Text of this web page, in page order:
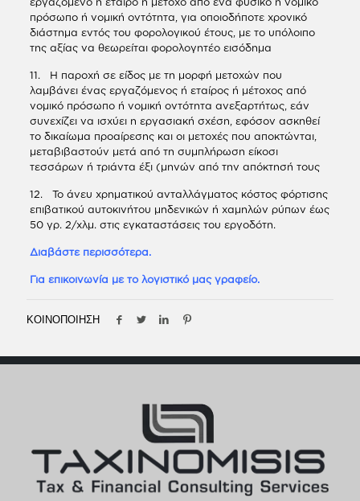
πρόσωπο ή νομική οντότητα, για οποιοδήποτε χρονικό
διάστημα εντός του φορολογικού έτους, με το υπόλοιπο
της αξίας να θεωρείται φορολογητέο εισόδημα
11. Η παροχή σε είδος με τη μορφή μετοχών που
λαμβάνει ένας εργαζόμενος ή εταίρος ή μέτοχος από
νομικό πρόσωπο ή νομική οντότητα ανεξαρτήτως, εάν
συνεχίζει να ισχύει η εργασιακή σχέση, εφόσον ασκηθεί
το δικαίωμα προαίρεσης και οι μετοχές που αποκτώνται,
μεταβιβαστούν μετά από τη συμπλήρωση είκοσι
τεσσάρων ή τριάντα έξι (μηνών από την απόκτησή τους
12. Το άνευ χρηματικού ανταλλάγματος κόστος φόρτισης
επιβατικού αυτοκινήτου μηδενικών ή χαμηλών ρύπων έως
50 γρ. 2/χλμ. στις εγκαταστάσεις του εργοδότη.
Διαβάστε περισσότερα.
Για επικοινωνία με το λογιστικό μας γραφείο.
ΚΟΙΝΟΠΟΙΗΣΗ